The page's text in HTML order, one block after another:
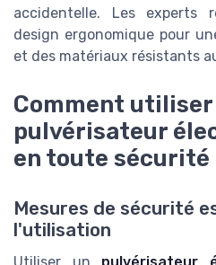
accidentelle. Les experts
design ergonomique pour
et des matériaux résistants
Comment utiliser
pulvérisateur
en toute sécurité
Mesures de sécurité
l'utilisation